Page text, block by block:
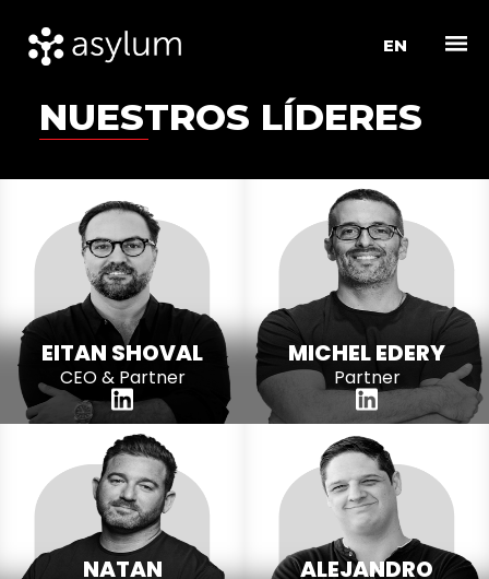
EN
< REGRESAR
NUESTROS LÍDERES
EITAN SHOVAL
CEO & Partner
MICHEL EDERY
Partner
NATAN
ALEJANDRO